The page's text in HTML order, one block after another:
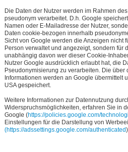
Die Daten der Nutzer werden im Rahmen
pseudonym verarbeitet. D.h. Google
Namen oder E-Mailadresse der Nutzer,
Daten cookie-bezogen innerhalb
Sicht von Google werden die Anzeigen nicht
Person verwaltet und angezeigt, sondern für
unabhängig davon wer dieser Cookie-
Nutzer Google ausdrücklich erlaubt hat, die
Pseudonymisierung zu verarbeiten. Die über
Informationen werden an Google übermittelt
USA gespeichert.
Weitere Informationen zur Datennutzung
Widerspruchsmöglichkeiten, erfahren Sie in
Google (https://policies.google.com/
Einstellungen für die Darstellung von
(https://adssettings.google.com/authenticated).